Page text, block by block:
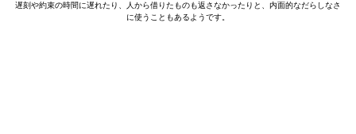
遅刻や約束の時間に遅れたり、人から借りたものも返さなかったりと、内面的なだらしなさ
に使うこともあるようです。